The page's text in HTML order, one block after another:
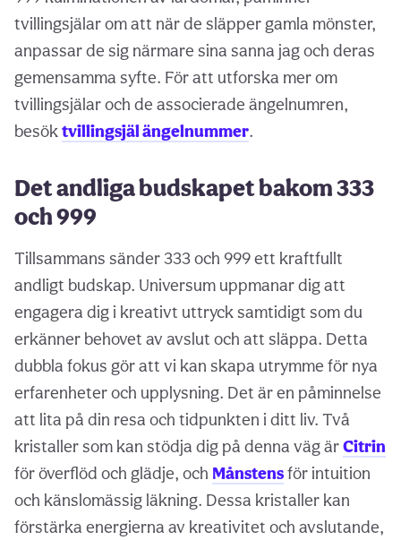
tvillingsjälar om att när de släpper gamla mönster,
anpassar de sig närmare sina sanna jag och deras
gemensamma syfte. För att utforska mer om
tvillingsjälar och de associerade ängelnumren,
besöktvillingsjäl ängelnummer.
Det andliga budskapet bakom 333
och 999
Tillsammans sänder 333 och 999 ett kraftfullt
andligt budskap. Universum uppmanar dig att
engagera dig i kreativt uttryck samtidigt som du
erkänner behovet av avslut och att släppa. Detta
dubbla fokus gör att vi kan skapa utrymme för nya
erfarenheter och upplysning. Det är en påminnelse
att lita på din resa och tidpunkten i ditt liv. Två
kristaller som kan stödja dig på denna väg ärCitrin
för överflöd och glädje, och Månstensför intuition
och känslomässig läkning. Dessa kristaller kan
förstärka energierna av kreativitet och avslutande,